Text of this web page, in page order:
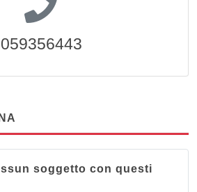
059356443
soggetto con questi